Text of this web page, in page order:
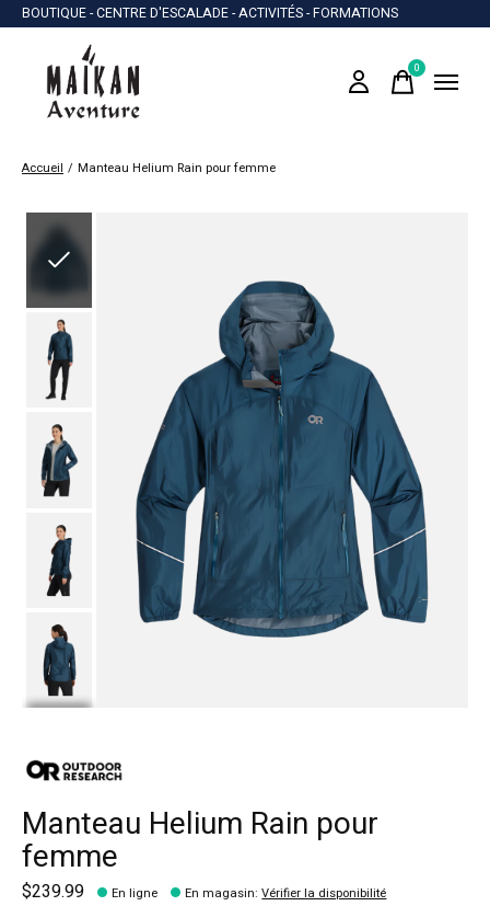
BOUTIQUE - CENTRE D'ESCALADE - ACTIVITÉS - FORMATIONS
0items
Accueil / Manteau Helium Rain pour femme
Manteau Helium Rain pour
femme
$239.99 En ligne En magasin:Vérifier la disponibilité